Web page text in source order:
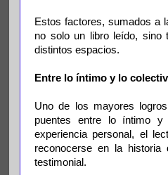
Estos factores, sumados a
no solo un libro leído, sino
distintos espacios.
Entre lo íntimo y lo
Uno de los mayores
puentes entre lo íntimo
experiencia personal, el
reconocerse en la
testimonial.